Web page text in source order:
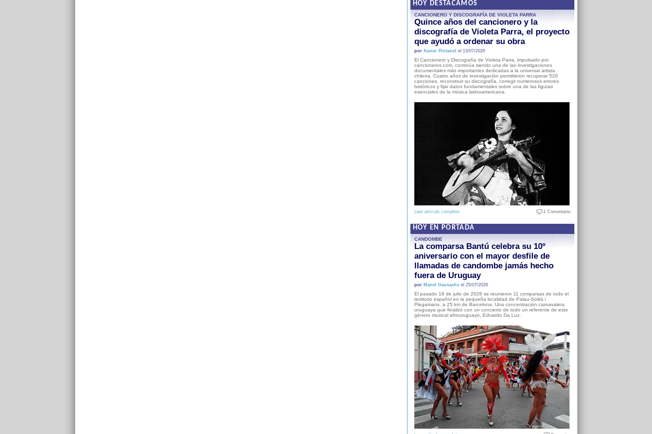
HOY DESTACAMOS
CANCIONERO Y DISCOGRAFÍA DE VIOLETA PARRA
Quince años del cancionero y la
discografía de Violeta Parra, el proyecto
que ayudó a ordenar su obra
por Xavier Pintanel el 13/07/2026
El Cancionero y Discografía de Violeta Parra, impulsado por
cancioneros.com, continúa siendo una de las investigaciones
documentales más importantes dedicadas a la universal artista
chilena. Cuatro años de investigación permitieron recuperar 520
canciones, reconstruir su discografía, corregir numerosos errores
históricos y fijar datos fundamentales sobre una de las figuras
esenciales de la música latinoamericana.
Leer artículo completo 1 Comentario
HOY EN PORTADA
CANDOMBE
La comparsa Bantú celebra su 10º
aniversario con el mayor desfile de
llamadas de candombe jamás hecho
fuera de Uruguay
por Manel Gausachsel 25/07/2026
El pasado 18 de julio de 2026 se reunieron 11 comparsas de todo el
territorio español en la pequeña localidad de Palau-Solità i
Plegamans, a 25 km de Barcelona. Una concentración carnavalera
uruguaya que finalizó con un concierto de todo un referente de este
género musical afrouruguayo, Eduardo Da Luz.